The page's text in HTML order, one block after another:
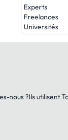
Experts
Freelances
Universités
nous ?Ils utilisent